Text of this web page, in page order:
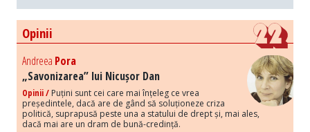
Opinii
Andreea Pora
„Savonizarea” lui Nicușor Dan
Opinii / Puțini sunt cei care mai înțeleg ce vrea
președintele, dacă are de gând să soluționeze criza
politică, suprapusă peste una a statului de drept și, mai ales,
dacă mai are un dram de bună-credință.